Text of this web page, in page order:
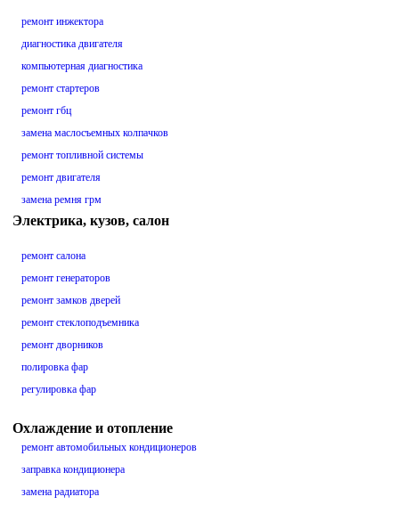
ремонт инжектора
диагностика двигателя
компьютерная диагностика
ремонт стартеров
ремонт гбц
замена маслосъемных колпачков
ремонт топливной системы
ремонт двигателя
замена ремня грм
Электрика, кузов, салон
ремонт салона
ремонт генераторов
ремонт замков дверей
ремонт стеклоподъемника
ремонт дворников
полировка фар
регулировка фар
Охлаждение и отопление
ремонт автомобильных кондиционеров
заправка кондиционера
замена радиатора